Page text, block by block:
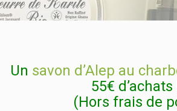
Un savon d’Alep au
55€ d’achats
(Hors frais de